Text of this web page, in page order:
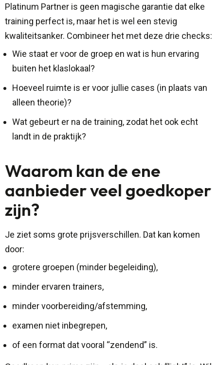
Platinum Partner is geen magische garantie dat elke
training perfect is, maar het is wel een stevig
kwaliteitsanker. Combineer het met deze drie checks:
Wie staat er voor de groep en wat is hun ervaring
buiten het klaslokaal?
Hoeveel ruimte is er voor jullie cases (in plaats van
alleen theorie)?
Wat gebeurt er na de training, zodat het ook echt
landt in de praktijk?
Waarom kan de ene
aanbieder veel goedkoper
zijn?
Je ziet soms grote prijsverschillen. Dat kan komen
door:
grotere groepen (minder begeleiding),
minder ervaren trainers,
minder voorbereiding/afstemming,
examen niet inbegrepen,
of een format dat vooral “zendend” is.